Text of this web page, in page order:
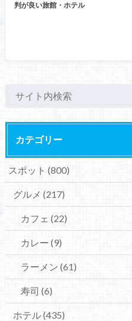
判が良い旅館・ホテル
カテゴリー
スポット (800)
グルメ (217)
カフェ (22)
カレー (9)
ラーメン (61)
寿司 (6)
ホテル(435)